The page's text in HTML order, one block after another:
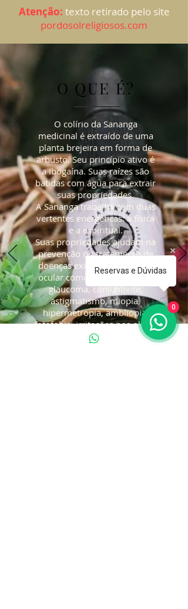
Atenção: texto retirado pelo site
pordosolreligiosos.com
O QUE É?
O colírio da Sananga
medicinal é extraído de uma
planta brejeira em forma de
arbusto. Seu princípio ativo é
a Ibogaína. Suas raízes são
batidas com água para extrair
suas propriedades.
A Sananga trabalha com duas
vertentes energéticas: a física
e a espiritual.
Suas propriedades ajudam na
prevenção ou tratamento de
doenças existentes no globo
ocular como terçol, catarata,
glaucoma, conjuntivite,
astigmatismo, miopia,
hipermetropia, ambliopia,
fotofobia, irritações nos olhos,
dores de cabeça, catarro
Reservas e Dúvidas
0